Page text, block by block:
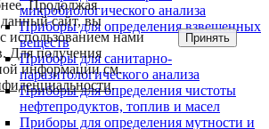
микробиологического анализа
Приборы для определения взвешенных
веществ
Приборы для санитарно-
паразитологического анализа
Приборы для определения чистоты
нефтепродуктов, топлив и масел
Приборы для определения мутности и
Продолжая
данный сайт, вы
использованием нами
Для получения
информации см.
.
Принять